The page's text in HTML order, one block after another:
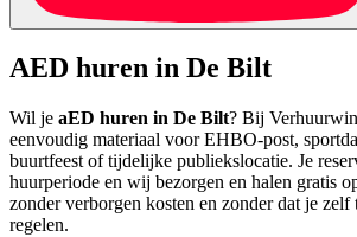
AED huren in De Bilt
Wil je aED huren in De Bilt? Bij
eenvoudig materiaal voor EHBO-post,
buurtfeest of tijdelijke publiekslocatie. Je
huurperiode en wij bezorgen en halen gratis
zonder verborgen kosten en zonder dat je zelf
regelen.